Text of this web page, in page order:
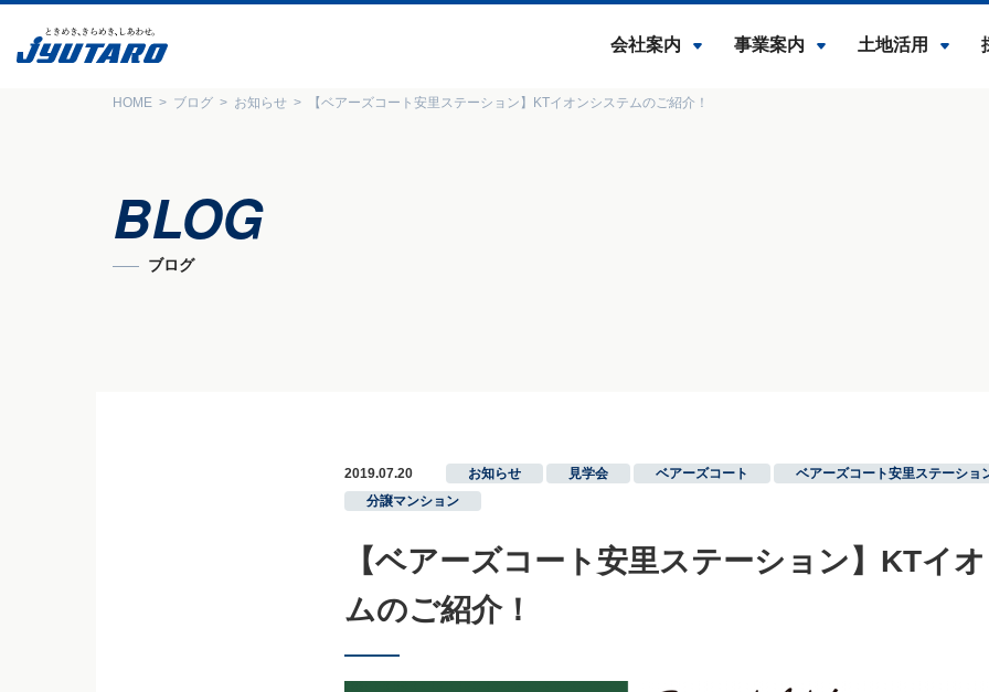
会社案内 事業案内 土地活用
HOME ブログ お知らせ 【ベアーズコート安里ステーション】KTイオンシステムのご紹介！
BLOG
ブログ
2019.07.20 お知らせ 見学会 ベアーズコート
ベアーズコート安里ステーショ
分譲マンション
【ベアーズコート安里ステーション】KTイ
ムのご紹介！